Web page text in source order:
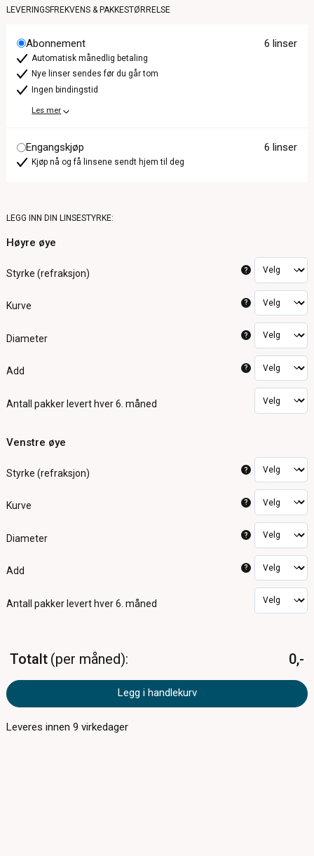
LEVERINGSFREKVENS & PAKKESTØRRELSE
Abonnement 6 linser
Automatisk månedlig betaling
Nye linser sendes før du går tom
Ingen bindingstid
Les mer
Engangskjøp 6 linser
Kjøp nå og få linsene sendt hjem til deg
LEGG INN DIN LINSESTYRKE:
Høyre øye
Styrke (refraksjon) ?
Kurve ?
Diameter ?
Add ?
Antall pakker levert hver 6. måned
Venstre øye
Styrke (refraksjon) ?
Kurve ?
Diameter ?
Add ?
Antall pakker levert hver 6. måned
Totalt per måned 0,-
Legg i handlekurv
Leveres innen9 virkedager